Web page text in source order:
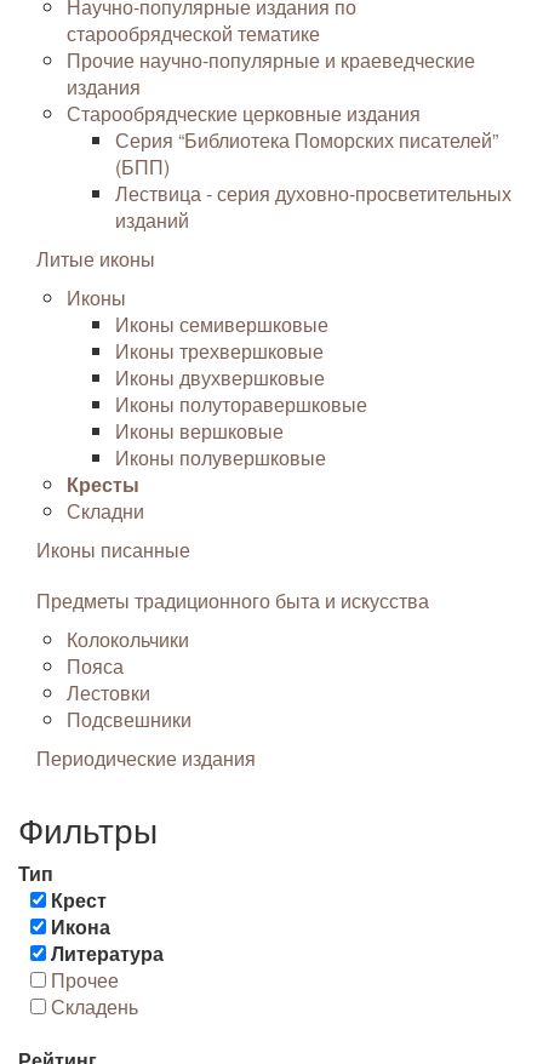
Научно-популярные издания по
старообрядческой тематике
Прочие научно-популярные и краеведческие
издания
Старообрядческие церковные издания
Серия “Библиотека Поморских писателей”
(БПП)
Лествица - серия духовно-просветительных
изданий
Литые иконы
Иконы
Иконы семивершковые
Иконы трехвершковые
Иконы двухвершковые
Иконы полуторавершковые
Иконы вершковые
Иконы полувершковые
Кресты
Складни
Иконы писанные
Предметы традиционного быта и искусства
Колокольчики
Пояса
Лестовки
Подсвешники
Периодические издания
Фильтры
Тип
Крест
Икона
Литература
Прочее
Складень